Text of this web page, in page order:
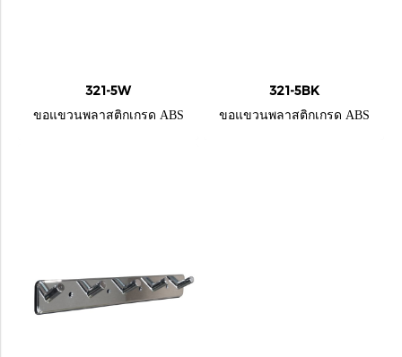
321-5W
ขอแขวนพลาสติกเกรด ABS
321-5BK
ขอแขวนพลาสติกเกรด ABS